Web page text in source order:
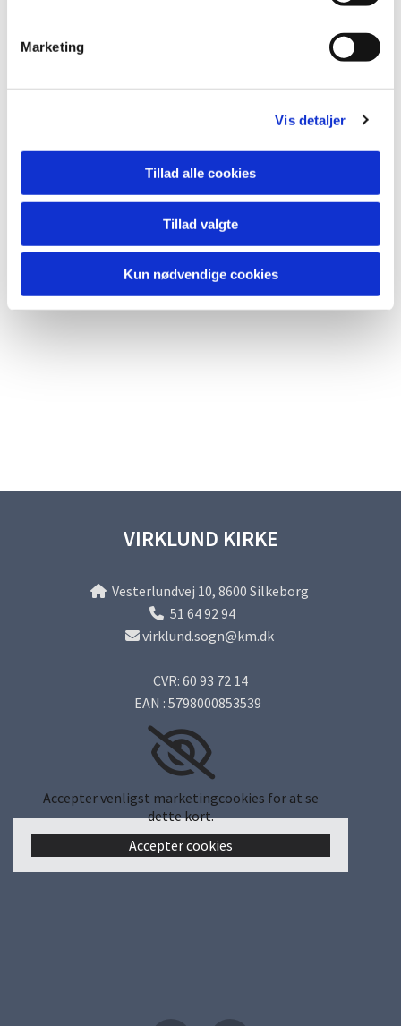
Marketing
Vis detaljer
Tillad alle cookies
Tillad valgte
Kun nødvendige cookies
VIRKLUND KIRKE
Vesterlundvej 10, 8600 Silkeborg
 51 64 92 94
virklund.sogn@km.dk
CVR: 60 93 72 14
EAN : 5798000853539
Accepter venligst marketingcookies for at se
dette kort.
Accepter cookies